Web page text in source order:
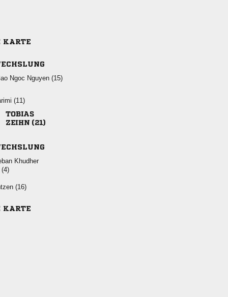
KARTE
  


 


KARTE